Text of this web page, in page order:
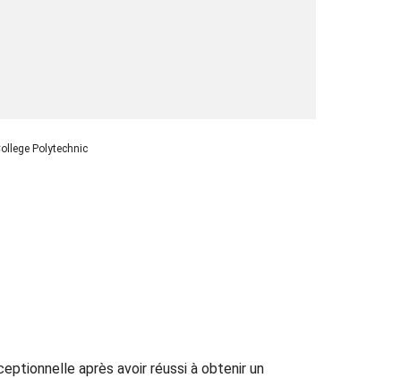
Polytechnic
après avoir réussi à obtenir un